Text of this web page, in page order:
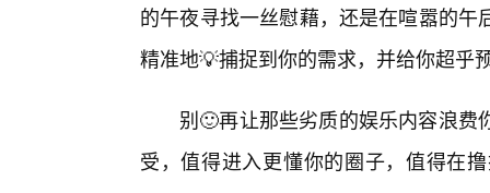
的午夜寻找一丝慰藉，还是在喧嚣的
精准地💡捕捉到你的需求，并给你超乎
别🙂再让那些劣质的娱乐内容浪
受，值得进入更懂你的圈子，值得在